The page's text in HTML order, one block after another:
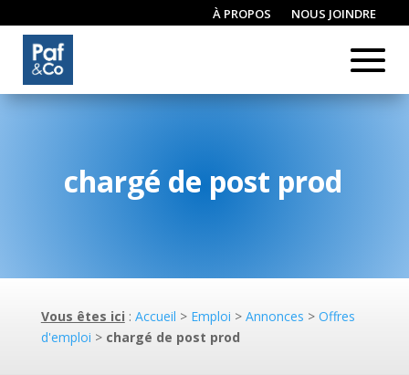
À PROPOS
NOUS JOINDRE
chargé de post prod
Vous êtes ici : Accueil > Emploi > Annonces > Offres
d'emploi > chargé de post prod